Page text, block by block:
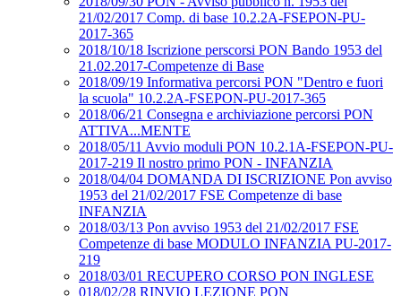
21/02/2017 Comp. di base 10.2.2A-FSEPON-PU-
2017-365
2018/10/18 Iscrizione perscorsi PON Bando 1953 del
21.02.2017-Competenze di Base
2018/09/19 Informativa percorsi PON "Dentro e fuori
la scuola" 10.2.2A-FSEPON-PU-2017-365
2018/06/21 Consegna e archiviazione percorsi PON
ATTIVA...MENTE
2018/05/11 Avvio moduli PON 10.2.1A-FSEPON-PU-
2017-219 Il nostro primo PON - INFANZIA
2018/04/04 DOMANDA DI ISCRIZIONE Pon avviso
1953 del 21/02/2017 FSE Competenze di base
INFANZIA
2018/03/13 Pon avviso 1953 del 21/02/2017 FSE
Competenze di base MODULO INFANZIA PU-2017-
219
2018/03/01 RECUPERO CORSO PON INGLESE
018/02/28 RINVIO LEZIONE PON